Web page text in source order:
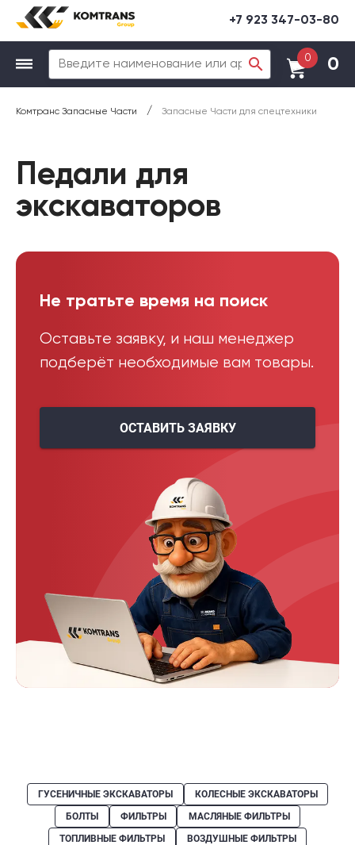
+7 923 347-03-80
0 0
Комтранс Запасные Части / Запасные Части для спецтехники
Педали для
экскаваторов
Не тратьте время на поиск
Оставьте заявку, и наш менеджер
подберёт необходимые вам товары.
ОСТАВИТЬ ЗАЯВКУ
ГУСЕНИЧНЫЕ ЭКСКАВАТОРЫ
КОЛЕСНЫЕ ЭКСКАВАТОРЫ
БОЛТЫ
ФИЛЬТРЫ
МАСЛЯНЫЕ ФИЛЬТРЫ
ТОПЛИВНЫЕ ФИЛЬТРЫ
ВОЗДУШНЫЕ ФИЛЬТРЫ